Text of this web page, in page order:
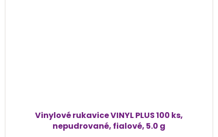
Vinylové rukavice VINYL PLUS 100 ks,
nepudrované, fialové, 5.0 g